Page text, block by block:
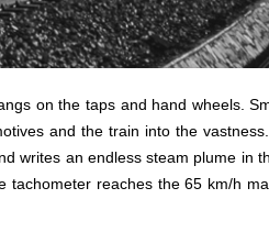
on the taps and hand wheels.
and the train into the
writes an endless steam plume in
reaches the 65 km/h